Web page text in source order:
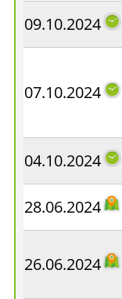
09.10.2024
07.10.2024
04.10.2024
28.06.2024
26.06.2024